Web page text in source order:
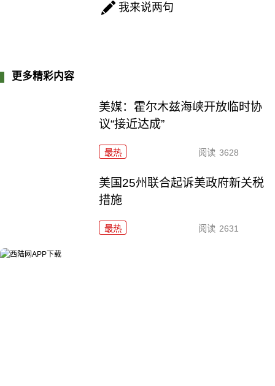
我来说两句
更多精彩内容
美媒：霍尔木兹海峡开放临时协
议“接近达成”
最热 阅读 3628
美国25州联合起诉美政府新关税
措施
最热 阅读 2631